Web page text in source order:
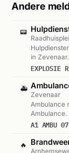
Andere
📟
in
EXPLOSIE
🚑
Zevenaar
Ambulance
A1 AMBU
🔥